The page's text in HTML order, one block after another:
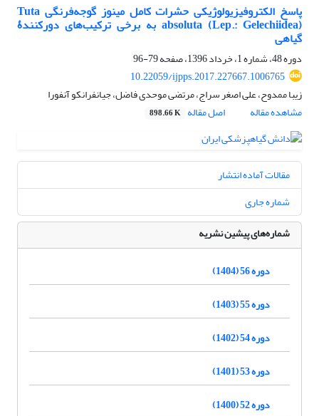
پاسخ الکتروفیزیولوژیکی حشرات کامل مینوز گوجه‌فرنگی Tuta
absoluta (Lep.: Gelechiidea) به برخی ترکیب‌های دورکنندۀ
گیاهی
دوره 48، شماره 1، خرداد 1396، صفحه
79-96
10.22059/ijpps.2017.227667.1006765
زیبا ممدوح، علی اصغر سراج، مرتضی موحدی فاضل، جیانفرانکو آنفورا
مشاهده مقاله
اصل مقاله 898.66 K
مقالات آماده انتشار
شماره جاری
شماره‌های پیشین نشریه
دوره 56 (1404)
دوره 55 (1403)
دوره 54 (1402)
دوره 53 (1401)
دوره 52 (1400)